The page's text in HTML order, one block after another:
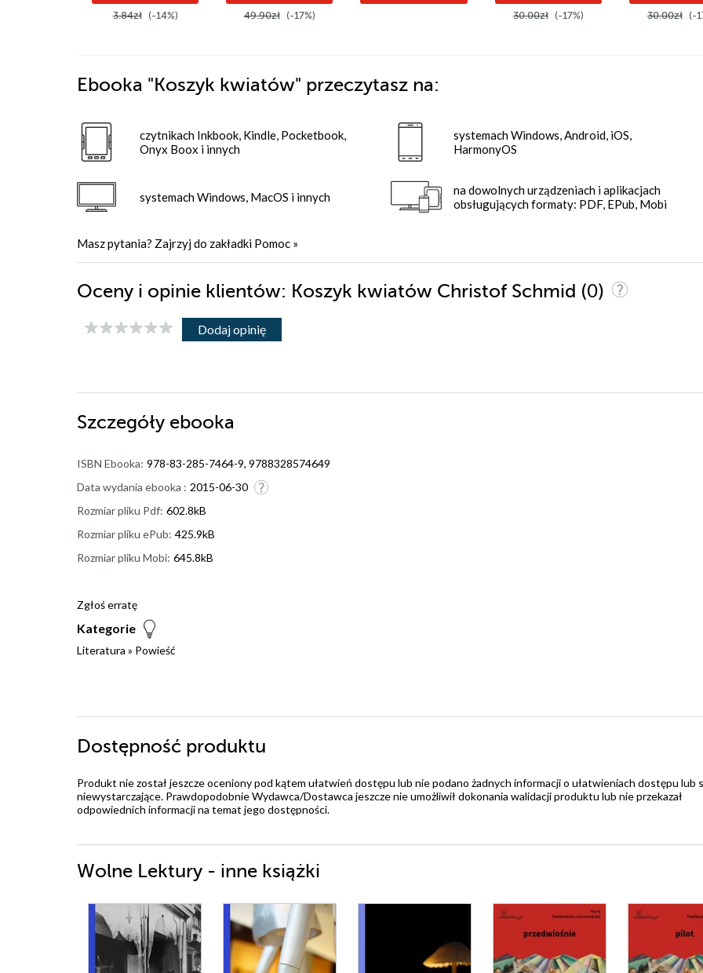
3.84zł (-14%) 49.90zł (-17%) 30.00zł (-17%) 30.00zł (-
Ebooka "Koszyk kwiatów" przeczytasz na:
czytnikach Inkbook, Kindle, Pocketbook,
Onyx Boox i innych
systemach Windows, MacOS i innych
systemach Windows, Android, iOS,
HarmonyOS
na dowolnych urządzeniach i aplikacjach
obsługujących formaty: PDF, EPub, Mobi
Masz pytania? Zajrzyj do zakładki Pomoc »
Oceny i opinie klientów: Koszyk kwiatów Christof Schmid (0)
Dodaj opinię
Szczegóły ebooka
ISBN Ebooka: 978-83-285-7464-9, 9788328574649
Data wydania ebooka : 2015-06-30
Rozmiar pliku Pdf: 602.8kB
Rozmiar pliku ePub: 425.9kB
Rozmiar pliku Mobi: 645.8kB
Zgłoś erratę
Kategorie
Literatura » Powieść
Dostępność produktu
Produkt nie został jeszcze oceniony pod kątem ułatwień dostępu lub nie podano żadnych informacji o ułatwieniach dostępu lub
niewystarczające. Prawdopodobnie Wydawca/Dostawca jeszcze nie umożliwił dokonania walidacji produktu lub nie przekazał
odpowiednich informacji na temat jego dostępności.
Wolne Lektury - inne książki